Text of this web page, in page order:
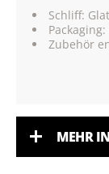
Schliff:
Zubehör
MEHR